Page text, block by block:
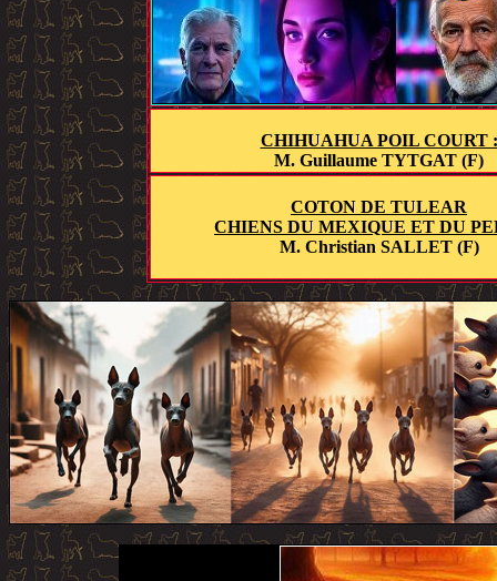
CHIHUAHUA POIL COURT :
M. Guillaume TYTGAT (F)
COTON DE TULEAR
CHIENS DU MEXIQUE ET DU
M. Christian SALLET (F)